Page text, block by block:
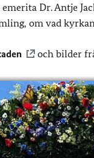
Dr. Antje
om vad
och bilder